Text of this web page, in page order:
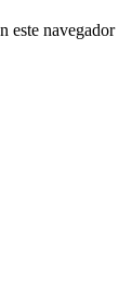
este navegador